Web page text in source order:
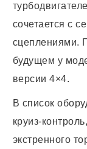
сочетается с
сцеплениями.
будущем у
версии 4×4.
В список
круиз-
экстренного